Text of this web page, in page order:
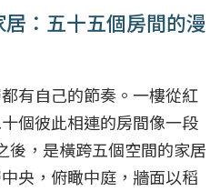
：五十五個房間的漫
有自己的節奏。一樓從紅
個彼此相連的房間像一段
後，是橫跨五個空間的家居
央，俯瞰中庭，牆面以稻